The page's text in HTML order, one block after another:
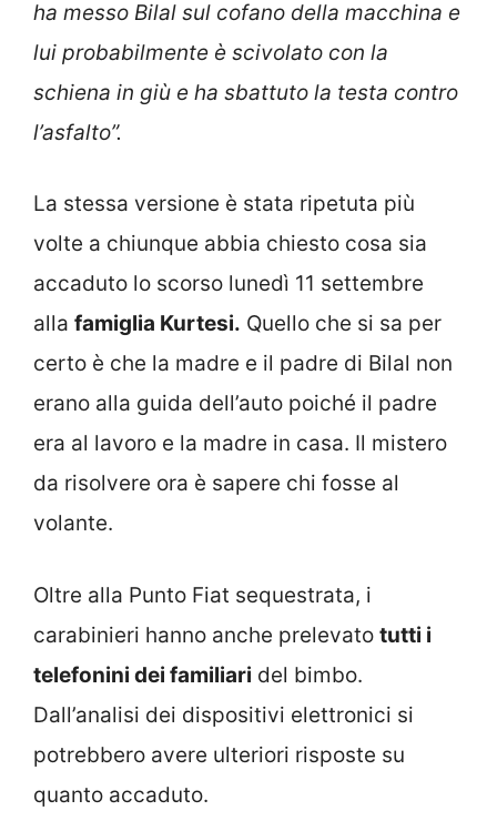
ha messo Bilal sul cofano della macchina e
lui probabilmente è scivolato con la
schiena in giù e ha sbattuto la testa contro
l’asfalto”.
La stessa versione è stata ripetuta più
volte a chiunque abbia chiesto cosa sia
accaduto lo scorso lunedì 11 settembre
alla famiglia Kurtesi. Quello che si sa per
certo è che la madre e il padre di Bilal non
erano alla guida dell’auto poiché il padre
era al lavoro e la madre in casa. Il mistero
da risolvere ora è sapere chi fosse al
volante.
Oltre alla Punto Fiat sequestrata, i
carabinieri hanno anche prelevato tutti i
telefonini dei familiari del bimbo.
Dall’analisi dei dispositivi elettronici si
potrebbero avere ulteriori risposte su
quanto accaduto.